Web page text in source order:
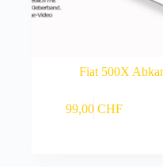
Fiat 500X
99,00 CHF